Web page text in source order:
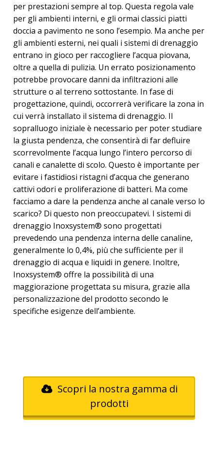
per prestazioni sempre al top. Questa regola vale
per gli ambienti interni, e gli ormai classici piatti
doccia a pavimento ne sono l’esempio. Ma anche per
gli ambienti esterni, nei quali i sistemi di drenaggio
entrano in gioco per raccogliere l’acqua piovana,
oltre a quella di pulizia. Un errato posizionamento
potrebbe provocare danni da infiltrazioni alle
strutture o al terreno sottostante. In fase di
progettazione, quindi, occorrerà verificare la zona in
cui verrà installato il sistema di drenaggio. Il
sopralluogo iniziale è necessario per poter studiare
la giusta pendenza, che consentirà di far defluire
scorrevolmente l’acqua lungo l’intero percorso di
canali e canalette di scolo. Questo è importante per
evitare i fastidiosi ristagni d’acqua che generano
cattivi odori e proliferazione di batteri. Ma come
facciamo a dare la pendenza anche al canale verso lo
scarico? Di questo non preoccupatevi. I sistemi di
drenaggio Inoxsystem® sono progettati
prevedendo una pendenza interna delle canaline,
generalmente lo 0,4%, più che sufficiente per il
drenaggio di acqua e liquidi in genere. Inoltre,
Inoxsystem® offre la possibilità di una
maggiorazione progettata su misura, grazie alla
personalizzazione del prodotto secondo le
specifiche esigenze dell’ambiente.
Scopri la nostra gamma di
prodotti